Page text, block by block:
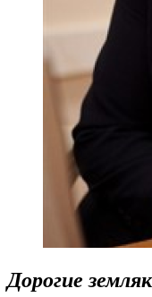
Дорогие